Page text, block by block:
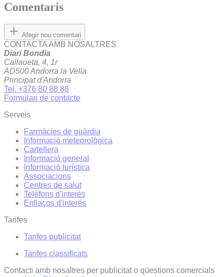
Comentaris
Afegir nou comentari
CONTACTA AMB NOSALTRES
Diari Bondia
Callaueta, 4, 1r
AD500 Andorra la Vella
Principat d'Andorra
Tel. +376 80 88 88
Formulari de contacte
Serveis
Farmàcies de guàrdia
Informació meteorològica
Cartellera
Informació general
Informació turística
Associacions
Centres de salut
Telèfons d'interès
Enllaços d'interés
Tarifes
Tarifes publicitat
Tarifes classificats
Contacti amb nosaltres per publicitat o qüestions comercials